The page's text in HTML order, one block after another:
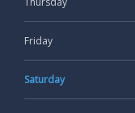
Friday
Saturday